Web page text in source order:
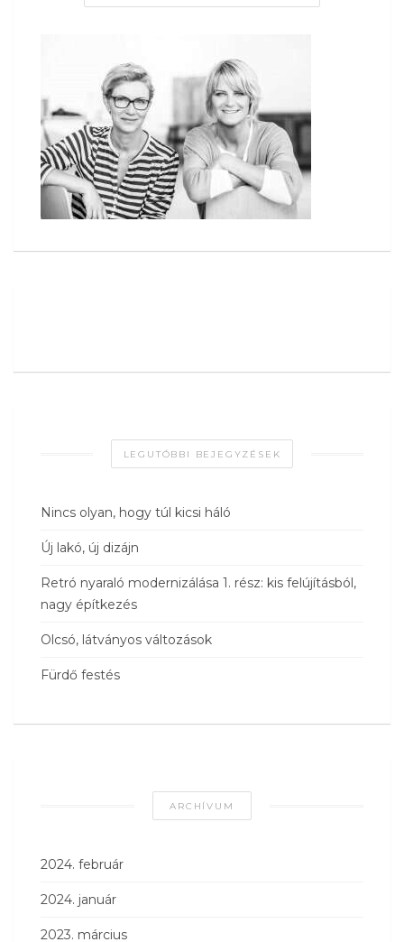
LEGUTÓBBI BEJEGYZÉSEK
Nincs olyan, hogy túl kicsi háló
Új lakó, új dizájn
Retró nyaraló modernizálása 1. rész: kis felújításból,
nagy építkezés
Olcsó, látványos változások
Fürdő festés
ARCHÍVUM
2024. február
2024. január
2023. március